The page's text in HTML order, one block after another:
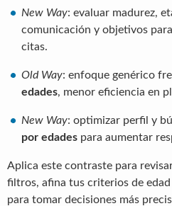
New Way: evaluar madurez,
comunicación y objetivos
citas.
Old Way: enfoque genérico
edades, menor eficiencia en
New Way: optimizar perfil y
por edades para aumentar
Aplica este contraste para
filtros, afina tus criterios de edad
para tomar decisiones más